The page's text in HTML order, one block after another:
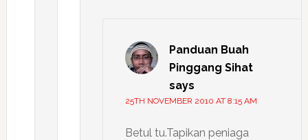
Panduan Buah
Pinggang Sihat
says
25TH NOVEMBER 2010 AT 8:15 AM
Betul tu.Tapikan peniaga